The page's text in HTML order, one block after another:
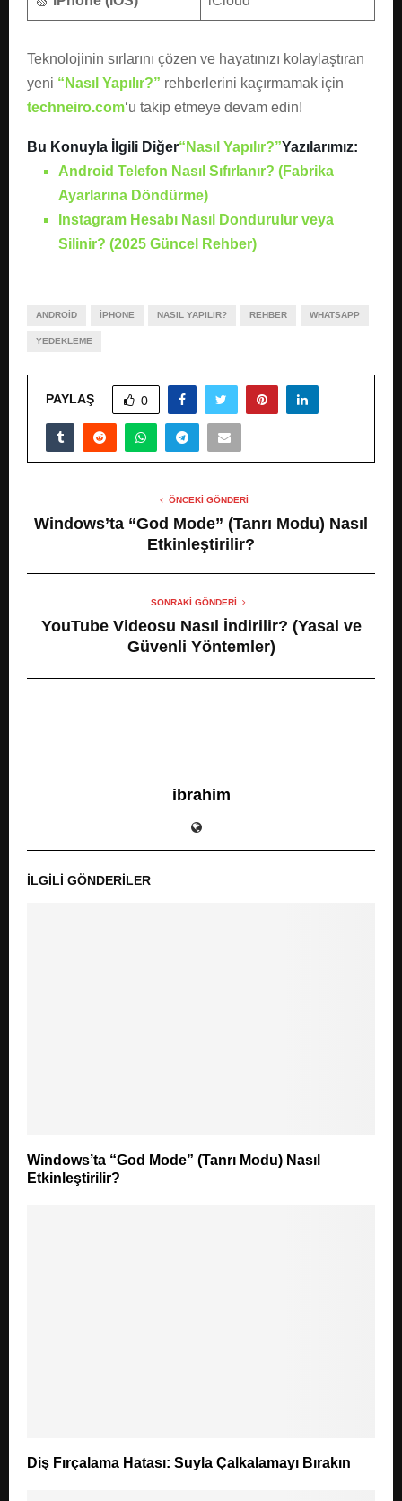
Teknolojinin sırlarını çözen ve hayatınızı kolaylaştıran
yeni “Nasıl Yapılır?” rehberlerini kaçırmamak için
techneiro.com‘u takip etmeye devam edin!
Bu Konuyla İlgili Diğer“Nasıl Yapılır?”Yazılarımız:
Android Telefon Nasıl Sıfırlanır? (Fabrika
Ayarlarına Döndürme)
Instagram Hesabı Nasıl Dondurulur veya
Silinir? (2025 Güncel Rehber)
ANDROID IPHONE NASIL YAPILIR? REHBER WHATSAPP
YEDEKLEME
PAYLAŞ 0
ÖNCEKI GÖNDERI
Windows’ta “God Mode” (Tanrı Modu) Nasıl
Etkinleştirilir?
SONRAKI GÖNDERI
YouTube Videosu Nasıl İndirilir? (Yasal ve
Güvenli Yöntemler)
ibrahim
İLGILI GÖNDERILER
Windows’ta “God Mode” (Tanrı Modu) Nasıl
Etkinleştirilir?
Diş Fırçalama Hatası: Suyla Çalkalamayı Bırakın